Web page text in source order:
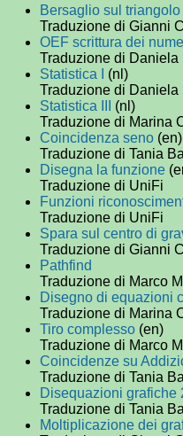
Bersaglio sul triangolo
Traduzione di Gianni
OEF scrittura dei
Traduzione di
Statistica I
(nl)
Traduzione di Daniela
Statistica III
(nl)
Traduzione di Marina
Coincidenza seno (en)
Traduzione di Tania
Disegna la funzione
Traduzione di UniFi
Funzioni
Traduzione di UniFi
Spara sul centro di
Traduzione di Gianni
Pathfind
Traduzione di Marco
Disegno di equazioni
Traduzione di Marina
Tiro complesso (en)
Traduzione di Marco
Coincidenze su
Traduzione di Tania
Disequazioni grafiche
Traduzione di Tania
Moltiplicazione dei